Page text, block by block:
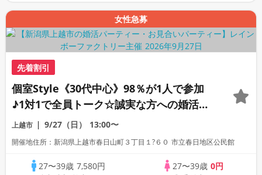
女性急募
先着割引
個室Style《30代中心》98％が1人で参加
♪1対1で全員トーク☆誠実な方への婚活パ
ーティー
上越市 9/27（日） 13:00〜
開催地住所：新潟県上越市春日山町３丁目１?６０ 市立春日地区公民館
27〜39歳 7,580円
27〜39歳 0円